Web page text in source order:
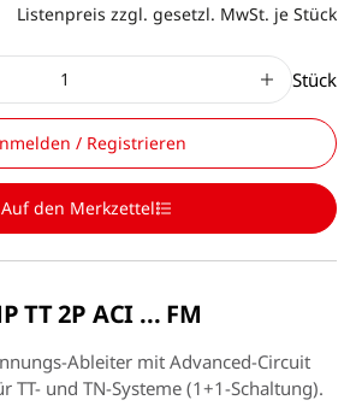
Listenpreis zzgl. gesetzl. MwSt. je Stück
Stück
/ Registrieren
Auf den Merkzettel
TT 2P ACI ... FM
Ableiter mit Advanced-Circuit
TT- und TN-Systeme (1+1-Schaltung).